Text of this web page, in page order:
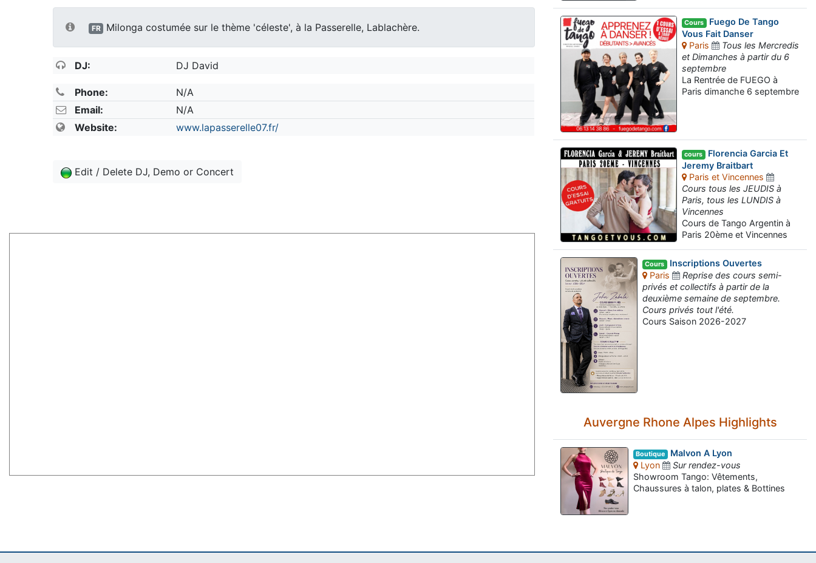
FR Milonga costumée sur le thème 'céleste', à la Passerelle, Lablachère.
DJ: DJ David
Phone:
N/A
Email:
N/A
Website:
www.lapasserelle07.fr/
Edit / Delete DJ, Demo or Concert
Cours Fuego De Tango
Vous Fait Danser
Paris
Tous les Mercredis
et Dimanches à partir du 6
septembre
La Rentrée de FUEGO à
Paris dimanche 6 septembre
cours Florencia Garcia Et
Jeremy Braitbart
Paris et Vincennes
Cours tous les JEUDIS à
Paris, tous les LUNDIS à
Vincennes
Cours de Tango Argentin à
Paris 20ème et Vincennes
Cours Inscriptions Ouvertes
Paris
Reprise des cours semi-
privés et collectifs à partir de la
deuxième semaine de septembre.
Cours privés tout l'été.
Cours Saison 2026-2027
Auvergne Rhone Alpes Highlights
Boutique Malvon A Lyon
Lyon
Sur rendez-vous
Showroom Tango: Vêtements,
Chaussures à talon, plates & Bottines
Assistant tango-argentin.fr
Questions sur les milongas, cours et stages